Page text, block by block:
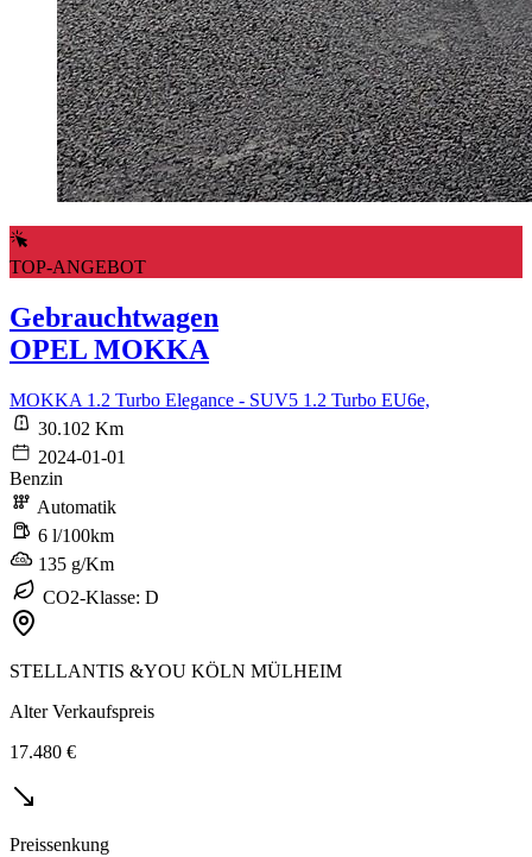
TOP-ANGEBOT
Gebrauchtwagen
OPEL MOKKA
MOKKA 1.2 Turbo Elegance - SUV5 1.2 Turbo EU6e,
30.102 Km
2024-01-01
Benzin
Automatik
6 l/100km
135 g/Km
CO2-Klasse: D
STELLANTIS &YOU KÖLN MÜLHEIM
Alter Verkaufspreis
17.480 €
Preissenkung